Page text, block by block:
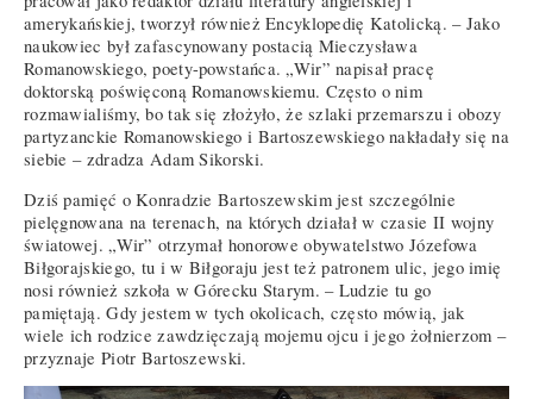
amerykańskiej, tworzył również Encyklopedię Katolicką. – Jako
naukowiec był zafascynowany postacią Mieczysława
Romanowskiego, poety-powstańca. „Wir” napisał pracę
doktorską poświęconą Romanowskiemu. Często o nim
rozmawialiśmy, bo tak się złożyło, że szlaki przemarszu i obozy
partyzanckie Romanowskiego i Bartoszewskiego nakładały się na
siebie – zdradza Adam Sikorski.
Dziś pamięć o Konradzie Bartoszewskim jest szczególnie
pielęgnowana na terenach, na których działał w czasie II wojny
światowej. „Wir” otrzymał honorowe obywatelstwo Józefowa
Biłgorajskiego, tu i w Biłgoraju jest też patronem ulic, jego imię
nosi również szkoła w Górecku Starym. – Ludzie tu go
pamiętają. Gdy jestem w tych okolicach, często mówią, jak
wiele ich rodzice zawdzięczają mojemu ojcu i jego żołnierzom –
przyznaje Piotr Bartoszewski.